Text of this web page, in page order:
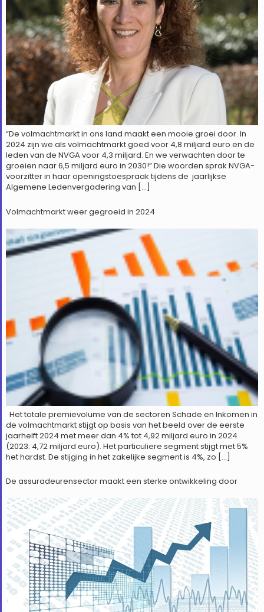
“De volmachtmarkt in ons land maakt een mooie groei door. In
2024 zijn we als volmachtmarkt goed voor 4,8 miljard euro en de
leden van de NVGA voor 4,3 miljard. En we verwachten door te
groeien naar 6,5 miljard euro in 2030!” Die woorden sprak NVGA-
voorzitter in haar openingstoespraak tijdens de jaarlijkse
Algemene Ledenvergadering van […]
Volmachtmarkt weer gegroeid in 2024
Het totale premievolume van de sectoren Schade en Inkomen in
de volmachtmarkt stijgt op basis van het beeld over de eerste
jaarhelft 2024 met meer dan 4% tot 4,92 miljard euro in 2024
(2023: 4,72 miljard euro). Het particuliere segment stijgt met 5%
het hardst. De stijging in het zakelijke segment is 4%, zo […]
De assuradeurensector maakt een sterke ontwikkeling door